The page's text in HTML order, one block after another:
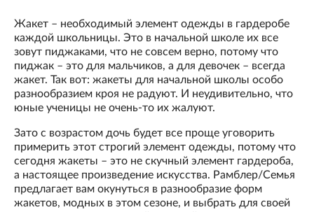
Жакет – необходимый элемент одежды в гардеробе
каждой школьницы. Это в начальной школе их все
зовут пиджаками, что не совсем верно, потому что
пиджак – это для мальчиков, а для девочек – всегда
жакет. Так вот: жакеты для начальной школы особо
разнообразием кроя не радуют. И неудивительно, что
юные ученицы не очень-то их жалуют.
Зато с возрастом дочь будет все проще уговорить
примерить этот строгий элемент одежды, потому что
сегодня жакеты – это не скучный элемент гардероба,
а настоящее произведение искусства. Рамблер/Семья
предлагает вам окунуться в разнообразие форм
жакетов, модных в этом сезоне, и выбрать для своей